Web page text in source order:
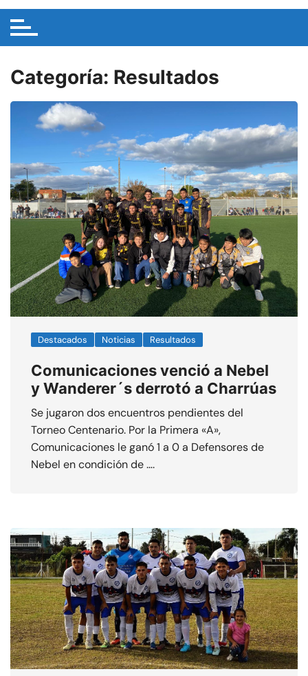
Categoría: Resultados
Destacados Noticias Resultados
Comunicaciones venció a Nebel
y Wanderer´s derrotó a Charrúas
Se jugaron dos encuentros pendientes del
Torneo Centenario. Por la Primera «A»,
Comunicaciones le ganó 1 a 0 a Defensores de
Nebel en condición de ….